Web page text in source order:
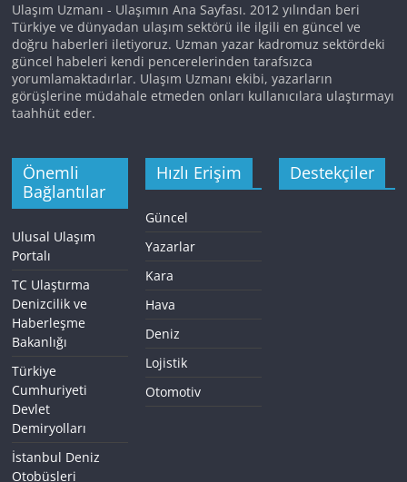
Ulaşım Uzmanı - Ulaşımın Ana Sayfası. 2012 yılından beri
Türkiye ve dünyadan ulaşım sektörü ile ilgili en güncel ve
doğru haberleri iletiyoruz. Uzman yazar kadromuz sektördeki
güncel habeleri kendi pencerelerinden tarafsızca
yorumlamaktadırlar. Ulaşım Uzmanı ekibi, yazarların
görüşlerine müdahale etmeden onları kullanıcılara ulaştırmayı
taahhüt eder.
Önemli
Bağlantılar
Ulusal Ulaşım
Portalı
TC Ulaştırma
Denizcilik ve
Haberleşme
Bakanlığı
Türkiye
Cumhuriyeti
Devlet
Demiryolları
İstanbul Deniz
Otobüsleri
Hızlı Erişim
Güncel
Yazarlar
Kara
Hava
Deniz
Lojistik
Otomotiv
Destekçiler